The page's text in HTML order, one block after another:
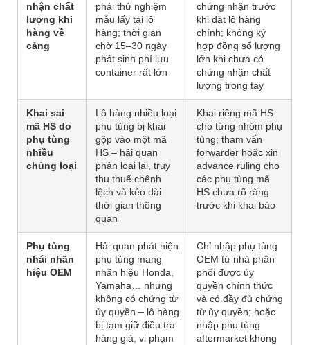
nhận chất
lượng khi
hàng về
cảng
phải thử nghiệm
mẫu lấy tại lô
hàng; thời gian
chờ 15–30 ngày
phát sinh phí lưu
container rất lớn
chứng nhận trước
khi đặt lô hàng
chính; không ký
hợp đồng số lượng
lớn khi chưa có
chứng nhận chất
lượng trong tay
Khai sai
mã HS do
phụ tùng
nhiều
chủng loại
Lô hàng nhiều loại
phụ tùng bị khai
gộp vào một mã
HS – hải quan
phân loại lại, truy
thu thuế chênh
lệch và kéo dài
thời gian thông
quan
Khai riêng mã HS
cho từng nhóm phụ
tùng; tham vấn
forwarder hoặc xin
advance ruling cho
các phụ tùng mã
HS chưa rõ ràng
trước khi khai báo
Phụ tùng
nhái nhãn
hiệu OEM
Hải quan phát hiện
phụ tùng mang
nhãn hiệu Honda,
Yamaha… nhưng
không có chứng từ
ủy quyền – lô hàng
bị tạm giữ điều tra
hàng giả, vi phạm
Chỉ nhập phụ tùng
OEM từ nhà phân
phối được ủy
quyền chính thức
và có đầy đủ chứng
từ ủy quyền; hoặc
nhập phụ tùng
aftermarket không